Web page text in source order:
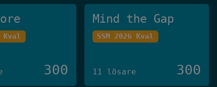
Kval
300
Mind the Gap
SSM 2026 Kval
11 lösare 300